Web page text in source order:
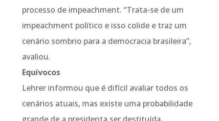
processo de impeachment. “Trata-se de um
impeachment político e isso colide e traz um
cenário sombrio para a democracia brasileira”,
avaliou.
Equívocos
Lehrer informou que é difícil avaliar todos os
cenários atuais, mas existe uma probabilidade